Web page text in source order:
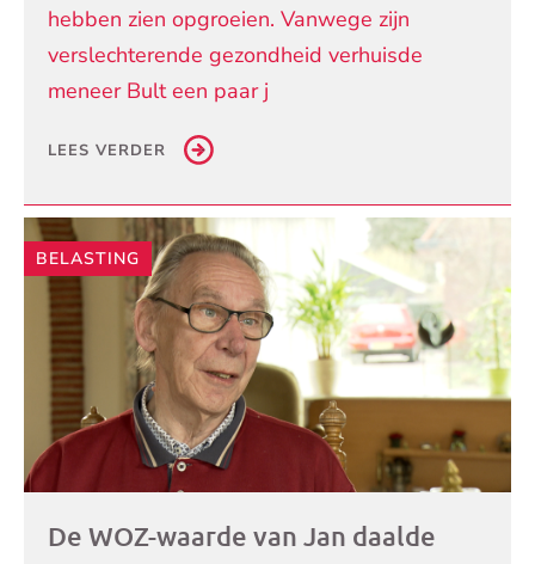
hebben zien opgroeien. Vanwege zijn
verslechterende gezondheid verhuisde
meneer Bult een paar j
LEES VERDER
BELASTING
De WOZ-waarde van Jan daalde